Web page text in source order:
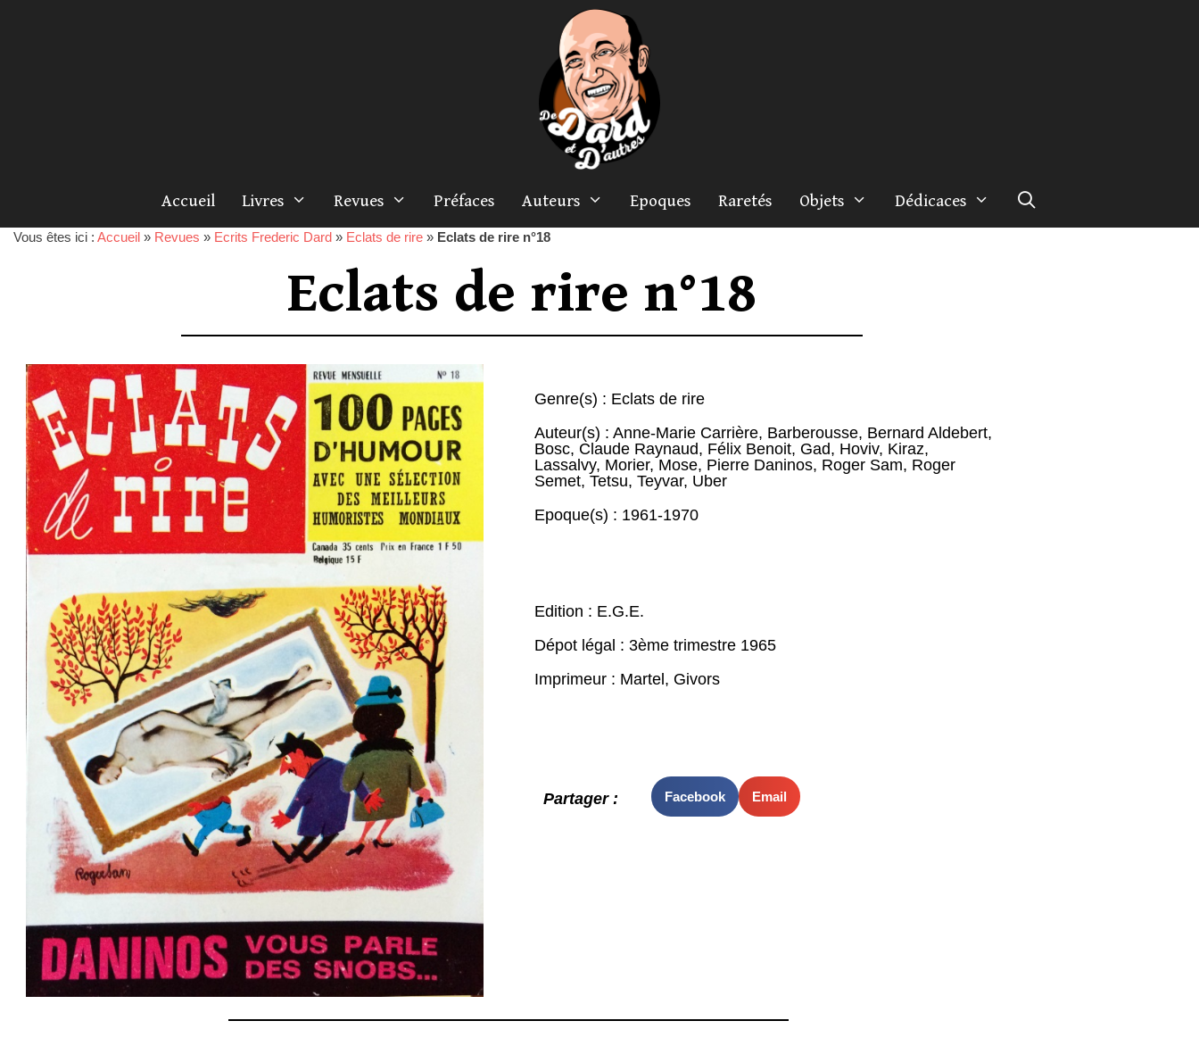
Accueil Livres Revues Préfaces Auteurs Epoques Raretés Objets Dédicaces
Vous êtes ici : Accueil » Revues » Ecrits Frederic Dard » Eclats de rire » Eclats de rire n°18
Eclats de rire n°18
Genre(s) : Eclats de rire
Auteur(s) : Anne-Marie Carrière, Barberousse, Bernard Aldebert,
Bosc, Claude Raynaud, Félix Benoit, Gad, Hoviv, Kiraz,
Lassalvy, Morier, Mose, Pierre Daninos, Roger Sam, Roger
Semet, Tetsu, Teyvar, Uber
Epoque(s) : 1961-1970
Edition : E.G.E.
Dépot légal : 3ème trimestre 1965
Imprimeur : Martel, Givors
Partager : Facebook Email